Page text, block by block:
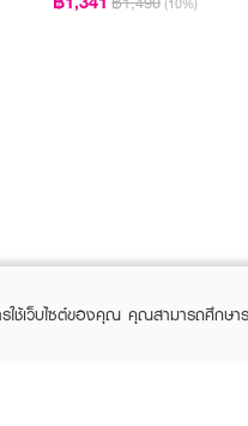
ใช้เว็บไซต์ของคุณ คุณสามารถศึกษาร